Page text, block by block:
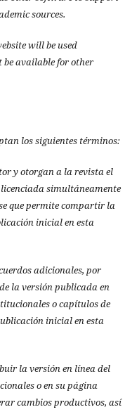
sources.
will be used
be available for other
los siguientes términos:
y otorgan a la revista el
simultáneamente
que permite compartir la
inicial en esta
adicionales, por
la versión publicada en
o capítulos de
inicial en esta
la versión en línea del
o en su página
cambios productivos, así